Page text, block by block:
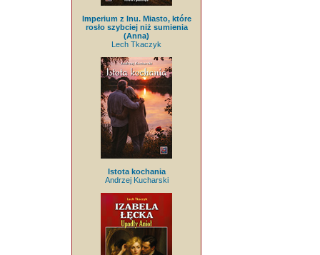
Imperium z lnu. Miasto, które
rosło szybciej niż sumienia
(Anna)
Lech Tkaczyk
Istota kochania
Andrzej Kucharski